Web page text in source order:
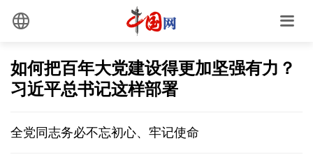
如何把百年大党建设得更加坚强有力？
习近平总书记这样部署
全党同志务必不忘初心、牢记使命